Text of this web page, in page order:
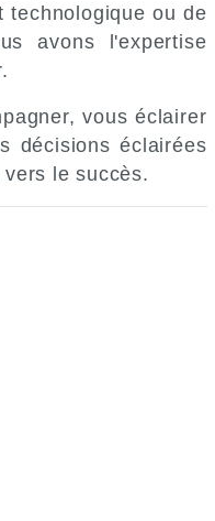
technologique ou de
avons l'expertise
vous éclairer
décisions éclairées
le succès.